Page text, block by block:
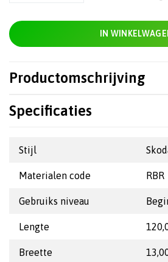
IN
Productomschrijving
Specificaties
Stijl
Materialen code RBR
Gebruiks niveau
Lengte
Breette